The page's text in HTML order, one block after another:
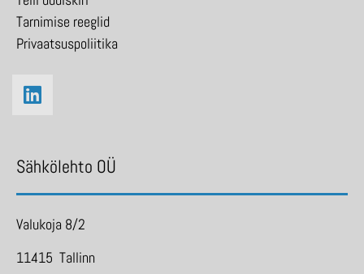
Tarnimise reeglid
Privaatsuspoliitika
Sähkölehto OÜ
Valukoja 8/2
11415 Tallinn